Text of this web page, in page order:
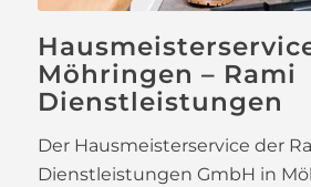
Möhringen – Rami
Dienstleistungen
Der Hausmeisterservice der
Dienstleistungen GmbH in